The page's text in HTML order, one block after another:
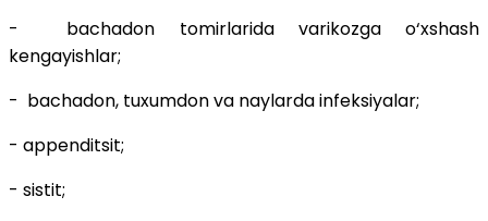
- bachadon tomirlarida varikozga o‘xshash
kengayishlar;
- bachadon, tuxumdon va naylarda infeksiyalar;
- appenditsit;
- sistit;